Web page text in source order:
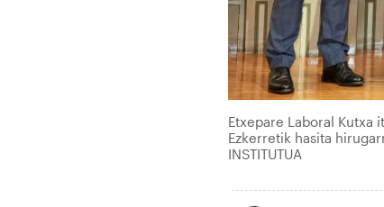
Etxepare Laboral Kutxa
Ezkerretik hasita
INSTITUTUA